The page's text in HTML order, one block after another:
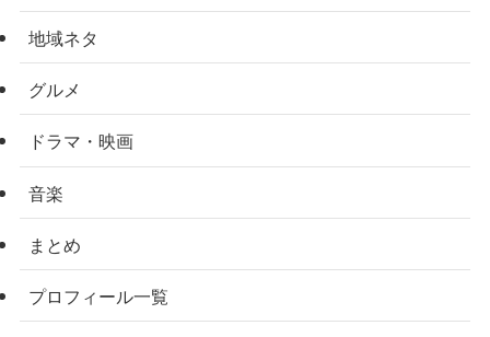
地域ネタ
グルメ
ドラマ・映画
音楽
まとめ
プロフィール一覧